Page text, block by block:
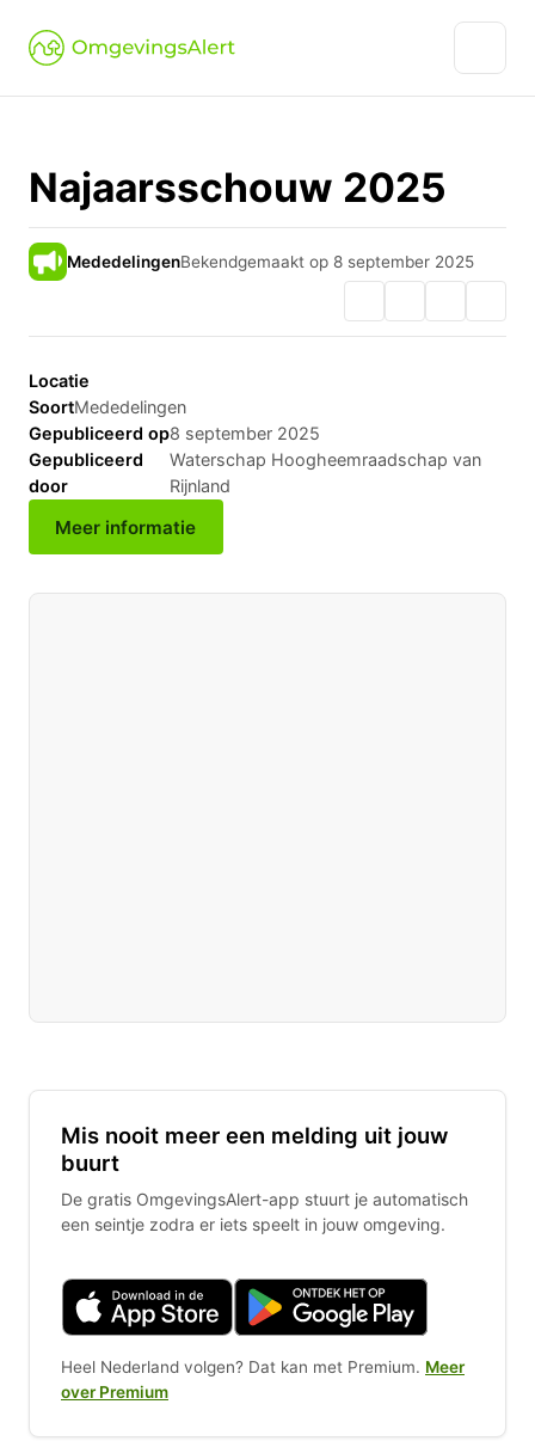
Najaarsschouw 2025
MededelingenBekendgemaakt op 8 september 2025
Locatie
SoortMededelingen
Gepubliceerd op8 september 2025
Gepubliceerd
door
Waterschap Hoogheemraadschap van
Rijnland
Meer informatie
Mis nooit meer een melding uit jouw
buurt
De gratis OmgevingsAlert-app stuurt je automatisch
een seintje zodra er iets speelt in jouw omgeving.
Heel Nederland volgen? Dat kan met Premium. Meer
over Premium